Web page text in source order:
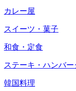
カレー屋
スイーツ・菓子
和食・定食
ステーキ・ハンバー
韓国料理